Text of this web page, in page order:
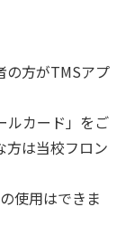
の方がTMSアプ
ルカード」をご
方は当校フロン
使用はできま